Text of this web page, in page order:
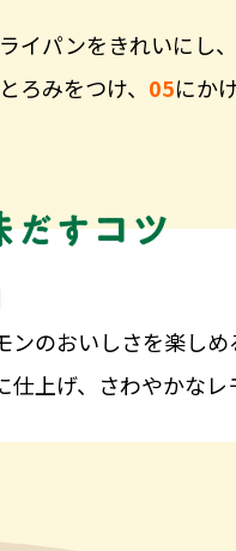
イパンをきれいにし、
ろみをつけ、 05にか
ンのおいしさを楽し
仕上げ、さわやかなレ